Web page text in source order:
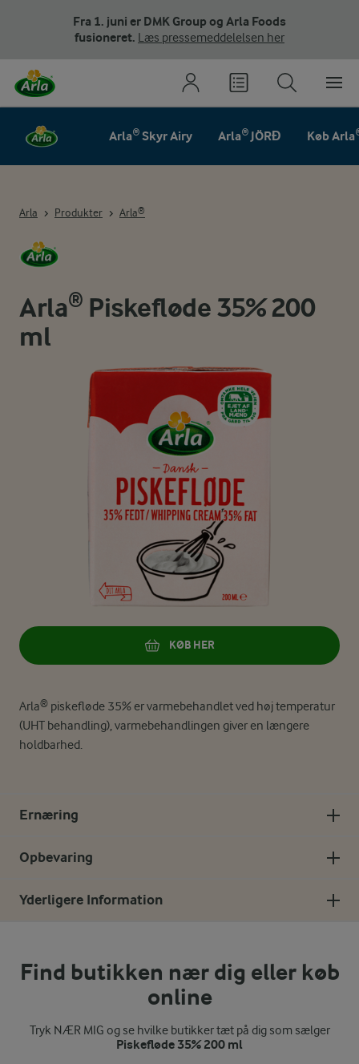
Fra 1. juni er DMK Group og Arla Foods
fusioneret. Læs pressemeddelelsen her
Arla® Skyr Airy Arla® JÖRĐ Køb
Arla Produkter Arla®
Arla® Piskefløde 35% 200
ml
KØB HER
Arla® piskefløde 35% er varmebehandlet ved høj temperatur
(UHT behandling), varmebehandlingen giver en længere
holdbarhed.
Ernæring
Opbevaring
Yderligere Information
Find butikken nær dig eller køb
online
Tryk NÆR MIG og se hvilke butikker tæt på dig som sælger
Piskefløde 35% 200 ml